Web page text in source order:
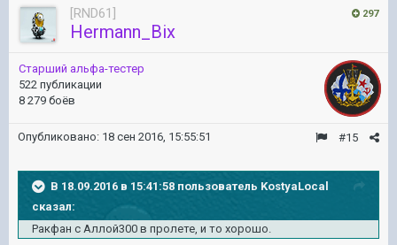
297
[RND61]
Hermann_Bix
Старший альфа-тестер
522 публикации
8 279 боёв
#15
Опубликовано: 18 сен 2016, 15:55:51
В 18.09.2016 в 15:41:58 пользователь KostyaLocal
сказал:
Ракфан с Аллой300 в пролете, и то хорошо.